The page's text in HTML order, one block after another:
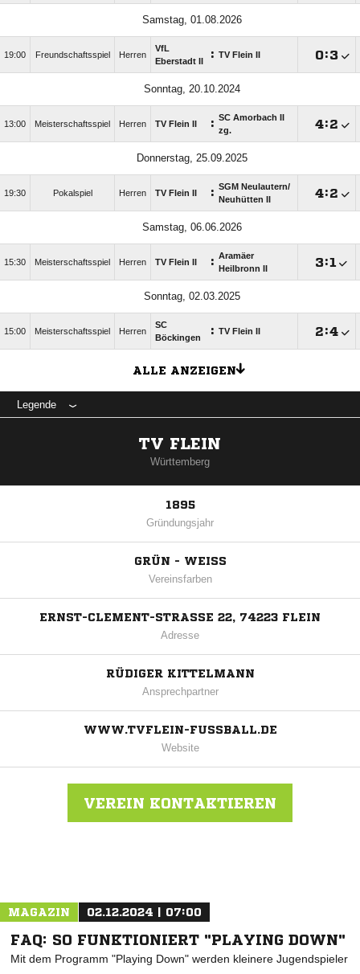
Samstag, 01.08.2026
19:00 Freundschaftsspiel Herren
VfL
Eberstadt II
: TV Flein II :
Sonntag, 20.10.2024
13:00 Meisterschaftsspiel Herren TV Flein II : SC Amorbach II
zg.
:
Donnerstag, 25.09.2025
19:30 Pokalspiel Herren TV Flein II : SGM Neulautern/​
Neuhütten II
:
Samstag, 06.06.2026
15:30 Meisterschaftsspiel Herren TV Flein II : Aramäer
Heilbronn II
:
Sonntag, 02.03.2025
15:00 Meisterschaftsspiel Herren
SC
Böckingen
: TV Flein II :
ALLE ANZEIGEN
Legende
TV FLEIN
Württemberg
1895
Gründungsjahr
GRÜN - WEISS
Vereinsfarben
ERNST-CLEMENT-STRASSE 22, 74223 FLEIN
Adresse
RÜDIGER KITTELMANN
Ansprechpartner
WWW.TVFLEIN-FUSSBALL.DE
Website
VEREIN KONTAKTIEREN
MAGAZIN 02.12.2024 | 07:00
FAQ: SO FUNKTIONIERT "PLAYING DOWN"
Mit dem Programm "Playing Down" werden kleinere Jugendspieler